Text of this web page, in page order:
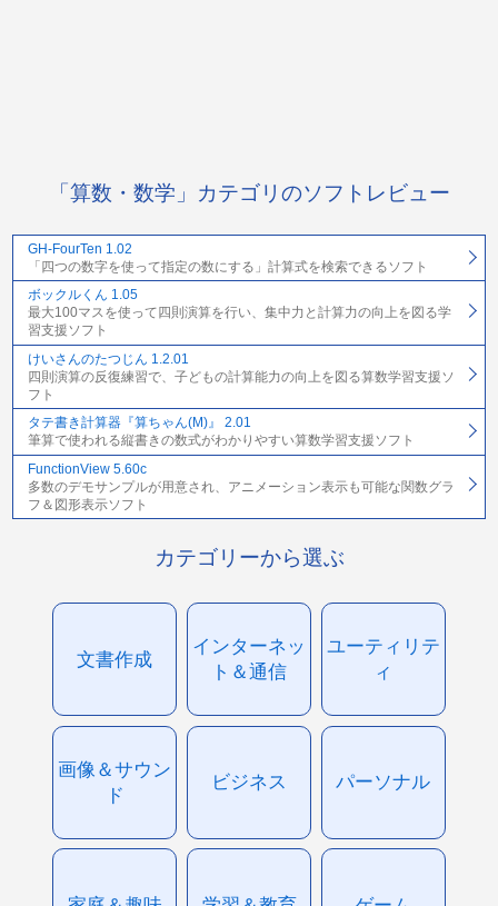
「算数・数学」カテゴリのソフトレビュー
GH-FourTen 1.02
「四つの数字を使って指定の数にする」計算式を検索できるソフト
ボックルくん 1.05
最大100マスを使って四則演算を行い、集中力と計算力の向上を図る学
習支援ソフト
けいさんのたつじん 1.2.01
四則演算の反復練習で、子どもの計算能力の向上を図る算数学習支援ソ
フト
タテ書き計算器『算ちゃん(M)』 2.01
筆算で使われる縦書きの数式がわかりやすい算数学習支援ソフト
FunctionView 5.60c
多数のデモサンプルが用意され、アニメーション表示も可能な関数グラ
フ＆図形表示ソフト
カテゴリーから選ぶ
文書作成
インターネッ
ト＆通信
ユーティリテ
ィ
画像＆サウン
ド
ビジネス パーソナル